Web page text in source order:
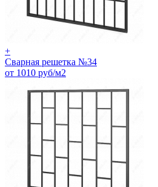
+
Сварная решетка №34
от 1010 руб/м2